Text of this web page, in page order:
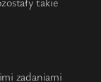
zadaniami